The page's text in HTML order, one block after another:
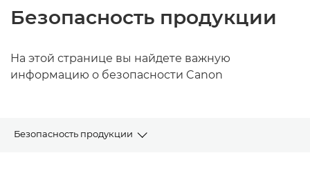
Безопасность продукции
На этой странице вы найдете важную
информацию о безопасности Canon
Безопасность продукции